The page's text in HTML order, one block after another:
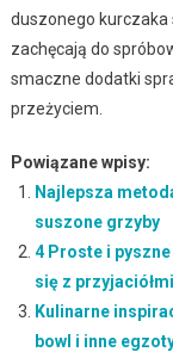
duszonego kurczaka
zachęcają do
smaczne dodatki
przeżyciem.
Powiązane wpisy:
Najlepsza
suszone grzyby
4 Proste i
się z przyjaciółmi
Kulinarne
bowl i inne